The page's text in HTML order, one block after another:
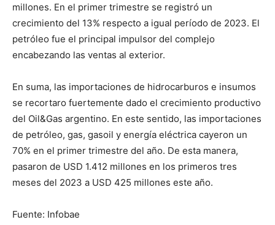
millones. En el primer trimestre se registró un
crecimiento del 13% respecto a igual período de 2023. El
petróleo fue el principal impulsor del complejo
encabezando las ventas al exterior.
En suma, las importaciones de hidrocarburos e insumos
se recortaro fuertemente dado el crecimiento productivo
del Oil&Gas argentino. En este sentido, las importaciones
de petróleo, gas, gasoil y energía eléctrica cayeron un
70% en el primer trimestre del año. De esta manera,
pasaron de USD 1.412 millones en los primeros tres
meses del 2023 a USD 425 millones este año.
Fuente: Infobae